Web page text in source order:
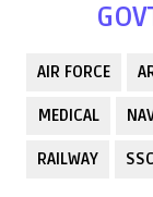
AIR FORCE
MEDICAL
RAILWAY SSC